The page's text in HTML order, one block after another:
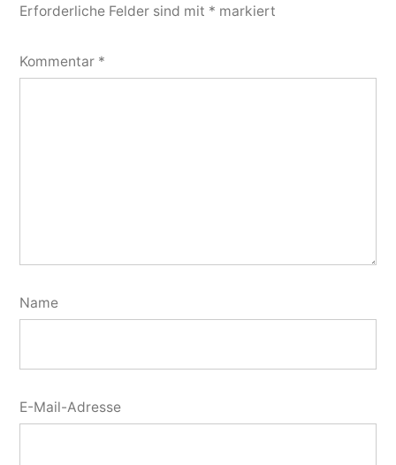
Erforderliche Felder sind mit * markiert
Kommentar *
Name
E-Mail-Adresse